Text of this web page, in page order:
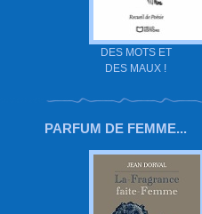
DES MOTS ET
DES MAUX !
PARFUM DE FEMME...